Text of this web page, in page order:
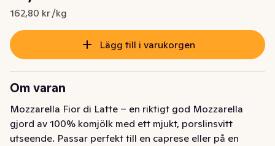
Nuvarande pris är: 20,35 kr
162,80 kr /kg
Lägg till i varukorgen
Om varan
Mozzarella Fior di Latte – en riktigt god Mozzarella
gjord av 100% komjölk med ett mjukt, porslinsvitt
utseende. Passar perfekt till en caprese eller på en